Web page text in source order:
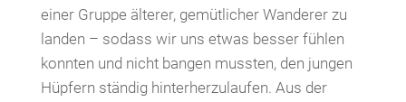
einer Gruppe älterer, gemütlicher Wanderer zu
landen – sodass wir uns etwas besser fühlen
konnten und nicht bangen mussten, den jungen
Hüpfern ständig hinterherzulaufen. Aus der